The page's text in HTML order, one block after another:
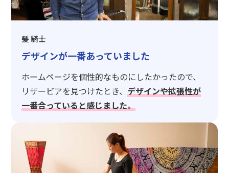
髪 騎士
デザインが一番あっていました
ホームページを個性的なものにしたかったので、
リザービアを見つけたとき、デザインや拡張性が
一番合っていると感じました。